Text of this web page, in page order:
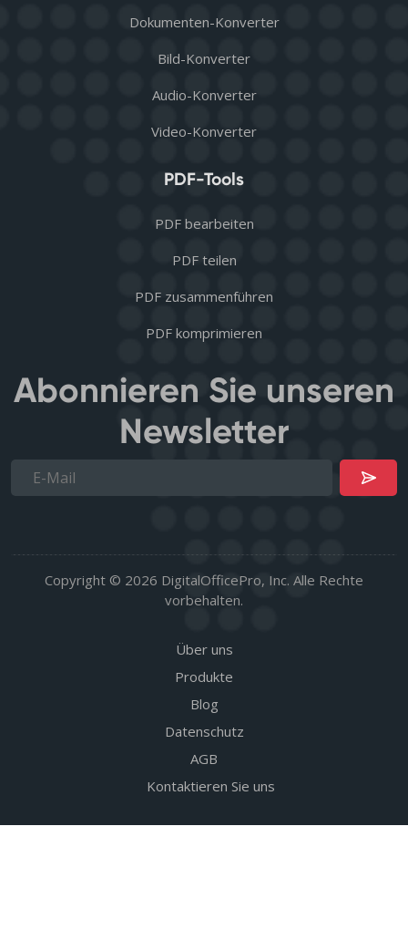
Dokumenten-Konverter
Bild-Konverter
Audio-Konverter
Video-Konverter
PDF-Tools
PDF bearbeiten
PDF teilen
PDF zusammenführen
PDF komprimieren
Abonnieren Sie unseren
Newsletter
Copyright © 2026 DigitalOfficePro, Inc. Alle Rechte
vorbehalten.
Über uns
Produkte
Blog
Datenschutz
AGB
Kontaktieren Sie uns